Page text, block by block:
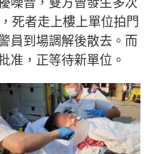
死者走上樓上單位拍門
員到場調解後散去。而
准，正等待新單位。